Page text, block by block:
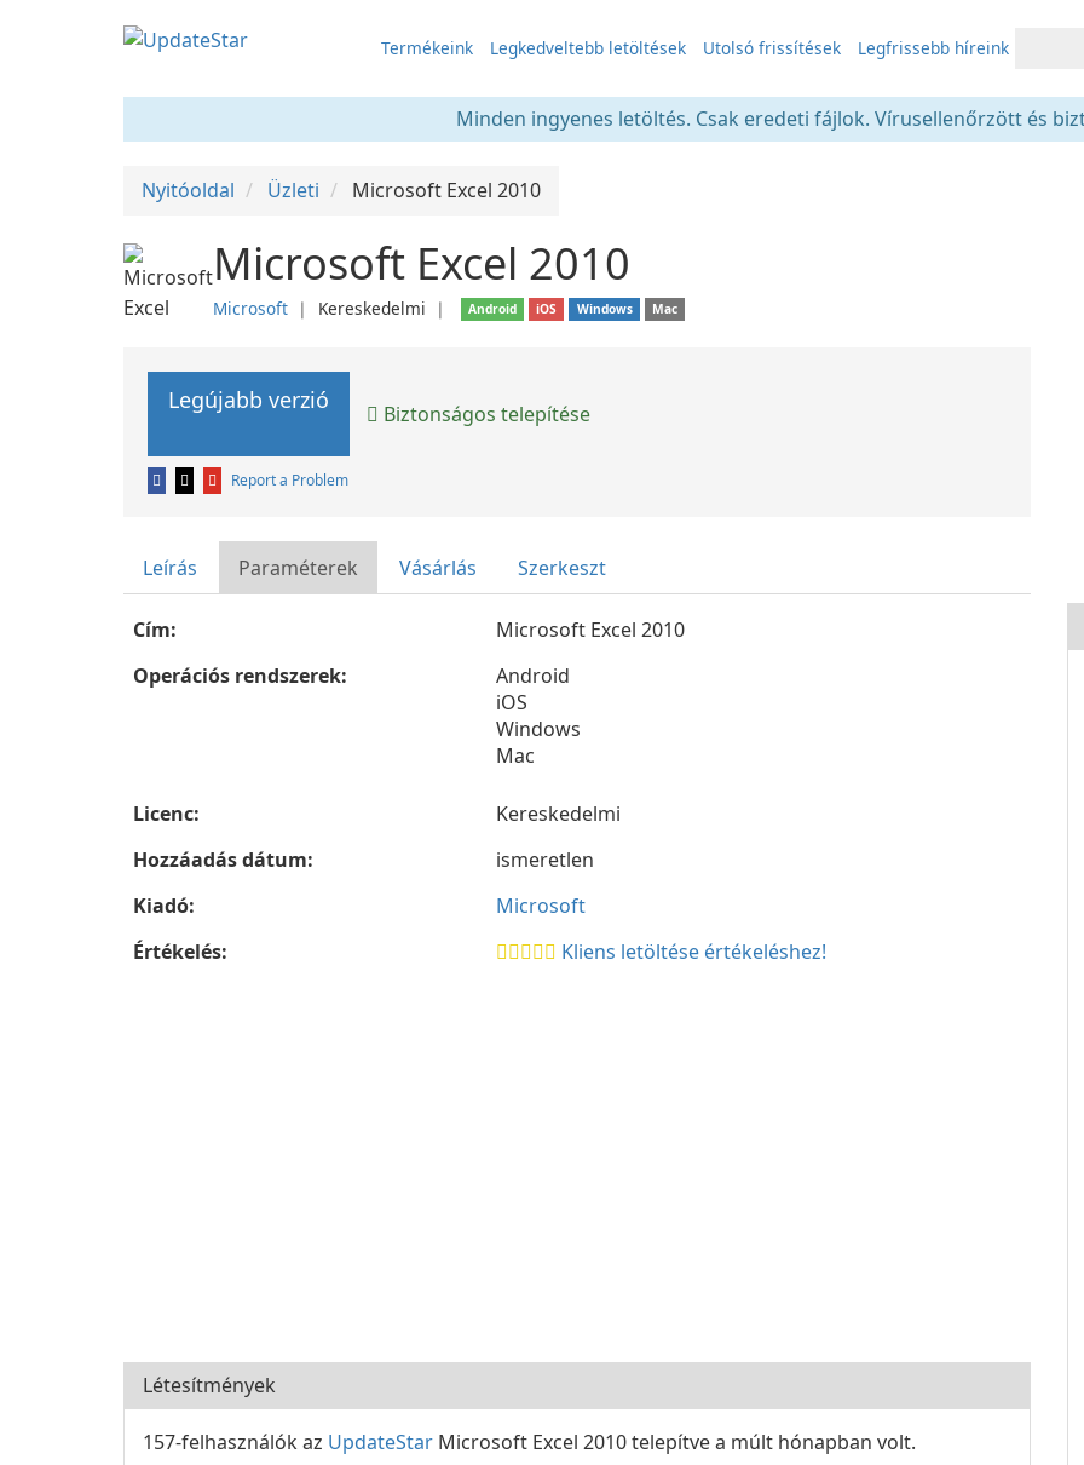
Termékeink Legkedveltebb letöltések Utolsó frissítések Legfrissebb híreink
Minden ingyenes letöltés. Csak eredeti fájlok. Vírusellenőrzött és
Nyitóoldal Üzleti Microsoft Excel 2010
Microsoft Excel 2010
Microsoft ❘ Kereskedelmi ❘ Android iOS Windows Mac
Legújabb verzió Biztonságos telepítése
Report a Problem
Leírás Paraméterek Vásárlás Szerkeszt
Cím:
Microsoft Excel 2010
Operációs rendszerek:
Android
iOS
Windows
Mac
Licenc:
Kereskedelmi
Hozzáadás dátum:
ismeretlen
Kiadó:
Microsoft
Értékelés:
Kliens letöltése értékeléshez!
Létesítmények
157-felhasználók az UpdateStar Microsoft Excel 2010 telepítve a múlt hónapban volt.